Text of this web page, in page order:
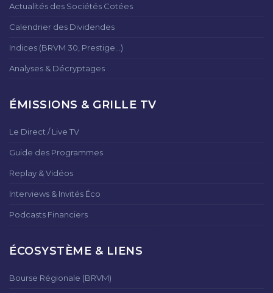
Actualités des Sociétés Cotées
Calendrier des Dividendes
Indices (BRVM 30, Prestige...)
Analyses & Décryptages
ÉMISSIONS & GRILLE TV
Le Direct / Live TV
Guide des Programmes
Replay & Vidéos
Interviews & Invités Éco
Podcasts Financiers
ÉCOSYSTÈME & LIENS
Bourse Régionale (BRVM)